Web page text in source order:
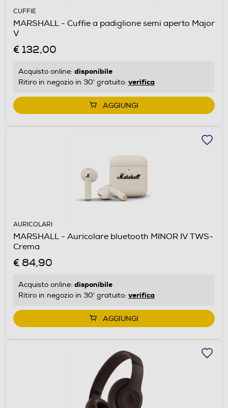
CUFFIE
MARSHALL - Cuffie a padiglione semi aperto Major
V
€ 132,00
Acquisto online: disponibile
Ritiro in negozio in 30' gratuito: verifica
AGGIUNGI
AURICOLARI
MARSHALL - Auricolare bluetooth MINOR IV TWS-
Crema
€ 84,90
Acquisto online: disponibile
Ritiro in negozio in 30' gratuito: verifica
AGGIUNGI